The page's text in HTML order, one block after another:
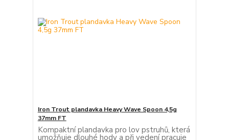
Iron Trout plandavka Heavy Wave Spoon 4,5g
37mm FT
Kompaktní plandavka pro lov pstruhů, která
umožňuje dlouhé hody a při vedení pracuje